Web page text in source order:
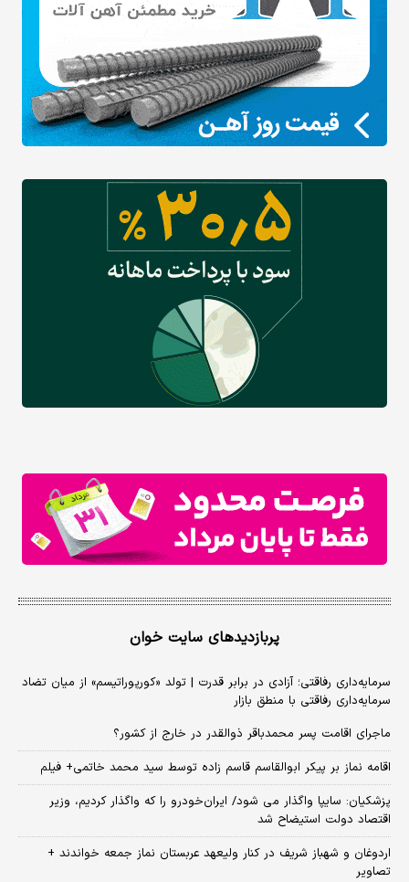
پربازدیدهای سایت خوان
سرمایه‌داری رفاقتی؛ آزادی در برابر قدرت | تولد «کورپوراتیسم» از میان تضاد
سرمایه‌داری رفاقتی با منطق بازار
ماجرای اقامت پسر محمدباقر ذوالقدر در خارج از کشور؟
اقامه نماز بر پیکر ابوالقاسم قاسم زاده توسط سید محمد خاتمی+ فیلم
پزشکیان: سایپا واگذار می شود/ ایران‌خودرو را که واگذار کردیم، وزیر
اقتصاد دولت استیضاح شد
اردوغان و شهباز شریف در کنار ولیعهد عربستان نماز جمعه خواندند +
تصاویر